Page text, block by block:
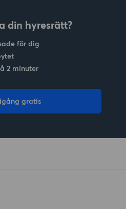
din hyresrätt?
för dig
2 minuter
gratis